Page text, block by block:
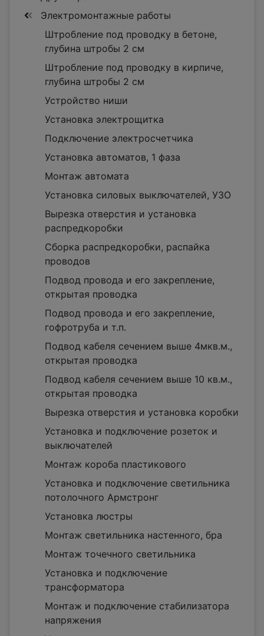
Электромонтажные работы
Штробление под проводку в бетоне,
глубина штробы 2 см
Штробление под проводку в кирпиче,
глубина штробы 2 см
Устройство ниши
Установка электрощитка
Подключение электросчетчика
Установка автоматов, 1 фаза
Монтаж автомата
Установка силовых выключателей, УЗО
Вырезка отверстия и установка
распредкоробки
Сборка распредкоробки, распайка
проводов
Подвод провода и его закрепление,
открытая проводка
Подвод провода и его закрепление,
гофротруба и т.п.
Подвод кабеля сечением выше 4мкв.м.,
открытая проводка
Подвод кабеля сечением выше 10 кв.м.,
открытая проводка
Вырезка отверстия и установка коробки
Установка и подключение розеток и
выключателей
Монтаж короба пластикового
Установка и подключение светильника
потолочного Армстронг
Установка люстры
Монтаж светильника настенного, бра
Монтаж точечного светильника
Установка и подключение
трансформатора
Монтаж и подключение стабилизатора
напряжения